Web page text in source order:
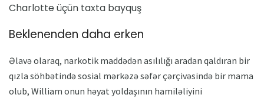
Charlotte üçün taxta bayquş
Beklenenden daha erken
Əlavə olaraq, narkotik maddədən asılılığı aradan qaldıran bir
qızla söhbətində sosial mərkəzə səfər çərçivəsində bir mama
olub, William onun həyat yoldaşının hamiləliyini